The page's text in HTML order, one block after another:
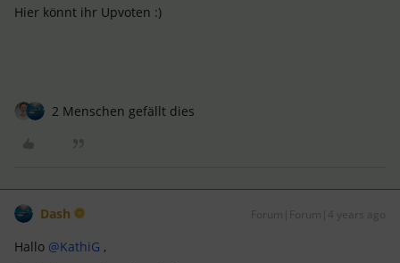
Hier könnt ihr Upvoten :)
2 Menschen gefällt dies
Dash Forum|Forum|4 years ago
Hallo @KathiG ,